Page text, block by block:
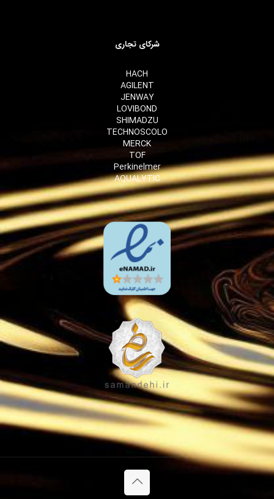
شرکای تجاری
HACH
AGILENT
JENWAY
LOVIBOND
SHIMADZU
TECHNOSCOLO
MERCK
TOF
Perkinelmer
AQUALYTIC